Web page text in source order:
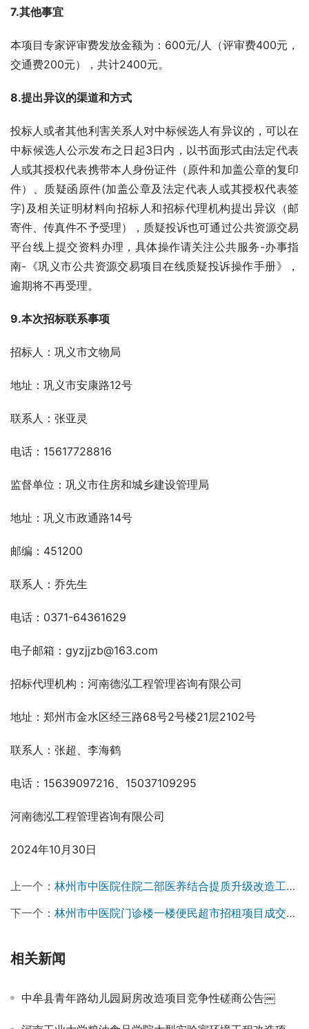
7.其他事宜
本项目专家评审费发放金额为：600元/人（评审费400元，
交通费200元），共计2400元。
8.提出异议的渠道和方式
投标人或者其他利害关系人对中标候选人有异议的，可以在
中标候选人公示发布之日起3日内，以书面形式由法定代表
人或其授权代表携带本人身份证件（原件和加盖公章的复印
件）、质疑函原件(加盖公章及法定代表人或其授权代表签
字)及相关证明材料向招标人和招标代理机构提出异议（邮
寄件、传真件不予受理），质疑投诉也可通过公共资源交易
平台线上提交资料办理，具体操作请关注公共服务-办事指
南-《巩义市公共资源交易项目在线质疑投诉操作手册》，
逾期将不再受理。
9.本次招标联系事项
招标人：巩义市文物局
地址：巩义市安康路12号
联系人：张亚灵
电话：15617728816
监督单位：巩义市住房和城乡建设管理局
地址：巩义市政通路14号
邮编：451200
联系人：乔先生
电话：0371-64361629
电子邮箱：gyzjjzb@163.com
招标代理机构：河南德泓工程管理咨询有限公司
地址：郑州市金水区经三路68号2号楼21层2102号
联系人：张超、李海鹤
电话：15639097216、15037109295
河南德泓工程管理咨询有限公司
2024年10月30日
上一个： 林州市中医院住院二部医养结合提质升级改造工程设计项目成交结果公告￼
下一个： 林州市中医院门诊楼一楼便民超市招租项目成交结果公告
相关新闻
中牟县青年路幼儿园厨房改造项目竞争性磋商公告￼